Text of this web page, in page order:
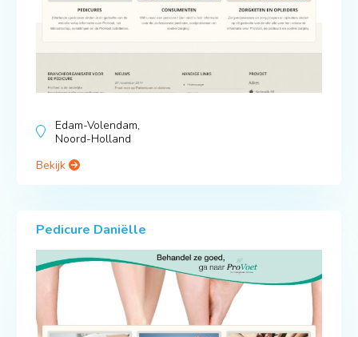
Edam-Volendam,
Noord-Holland
Bekijk
Pedicure Daniëlle